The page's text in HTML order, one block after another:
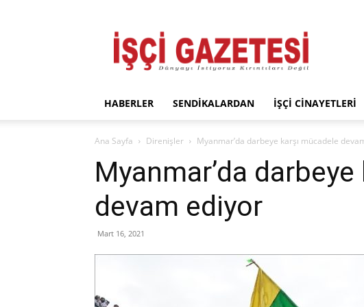
Gazetesi
HABERLER SENDIKALARDAN İŞÇI CINAYETLERI
Ana Sayfa Direnişler Myanmar’da darbeye karşı mücadele
Myanmar’da
devam ediyor
Mart 16, 2021